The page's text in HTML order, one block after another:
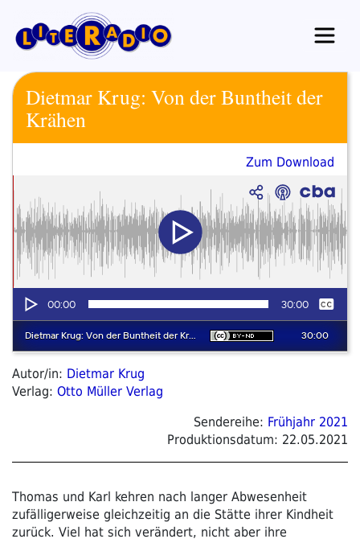
Inhalt
springen
Dietmar Krug: Von der Buntheit der
Krähen
Zum Download
Autor/in: Dietmar Krug
Verlag: Otto Müller Verlag
Sendereihe: Frühjahr 2021
Produktionsdatum: 22.05.2021
Thomas und Karl kehren nach langer Abwesenheit
zufälligerweise gleichzeitig an die Stätte ihrer Kindheit
zurück. Viel hat sich verändert, nicht aber ihre